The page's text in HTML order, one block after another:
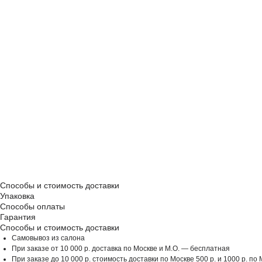
Способы и стоимость доставки
Упаковка
Способы оплаты
Гарантия
Способы и стоимость доставки
Самовывоз из салона
При заказе от 10 000 р. доставка по Москве и М.О. — бесплатная
При заказе до 10 000 р. стоимость доставки по Москве 500 р. и 1000 р. по